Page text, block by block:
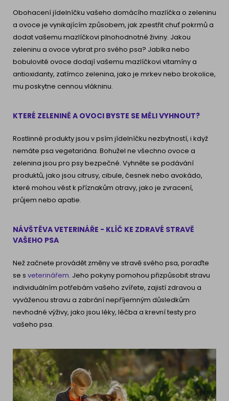
Obohacení jídelníčku vašeho domácího mazlíčka o zeleninu
a ovoce je vynikajícím způsobem, jak zpestřit chuť pokrmů a
dodat vašemu mazlíčkovi plnohodnotné živiny. Jakou
zeleninu a ovoce vybrat pro svého psa? Jablka nebo
bobulovité ovoce dodají vašemu mazlíčkovi vitamíny a
antioxidanty, zatímco zelenina, jako je mrkev nebo brokolice,
mu poskytne cennou vlákninu.
KTERÉ ZELENINĚ A OVOCI BYSTE SE MĚLI VYHNOUT?
Rostlinné produkty jsou v psím jídelníčku nezbytností, i když
nemáte psa vegetariána. Bohužel ne všechno ovoce a
zelenina jsou pro psy bezpečné. Vyhněte se podávání
produktů, jako jsou citrusy, cibule, česnek nebo avokádo,
které mohou vést k příznakům otravy, jako je zvracení,
průjem nebo apatie.
NÁVŠTĚVA VETERINÁŘE - KLÍČ KE ZDRAVÉ STRAVĚ
VAŠEHO PSA
Než začnete provádět změny ve stravě svého psa, poraďte
se s veterinářem. Jeho pokyny pomohou přizpůsobit stravu
individuálním potřebám vašeho zvířete, zajistí zdravou a
vyváženou stravu a zabrání nepříjemným důsledkům
nevhodné výživy, jako jsou léky, léčba a krevní testy pro
vašeho psa.